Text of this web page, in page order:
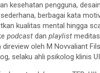
kesehatan pengguna,
berbagai kata
kualitas mental hingga
podcast dan playlist
direview oleh M Novvaliant
selaku ahli psikolog klinis